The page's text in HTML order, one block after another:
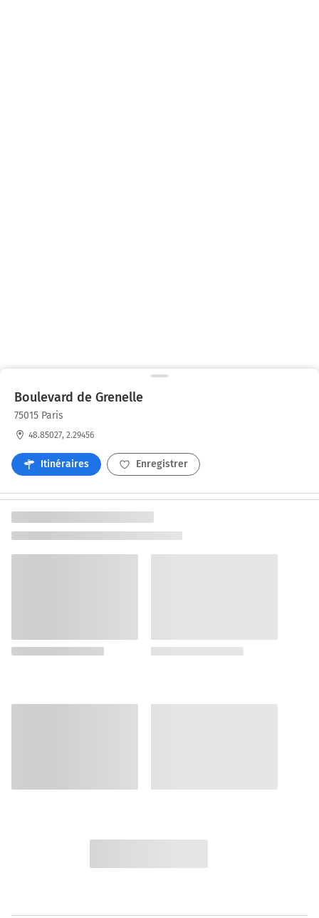
Boulevard de Grenelle
75015 Paris
48.85027, 2.29456
Itinéraires Enregistrer